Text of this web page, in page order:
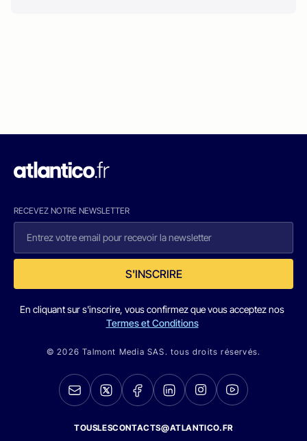
RECEVEZ NOTRE NEWSLETTER
S'INSCRIRE
En cliquant sur s'inscrire, vous confirmez que vous acceptez nos
Termes et Conditions
© 2026 Talmont Media SAS. tous droits réservés.
TOUSLESCONTACTS@ATLANTICO.FR